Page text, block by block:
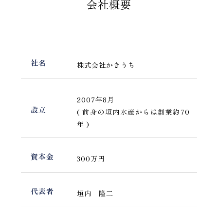
会社概要
社名 株式会社かきうち
設立
2007年8月
( 前身の垣内水産からは創業約70
年 )
資本金 300万円
代表者 垣内 隆二